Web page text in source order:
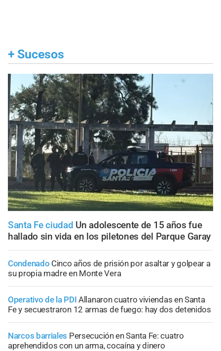
+ Sucesos
Santa Fe ciudad Un adolescente de 15 años fue
hallado sin vida en los piletones del Parque Garay
Condenado Cinco años de prisión por asaltar y golpear a
su propia madre en Monte Vera
Operativo de la PDI Allanaron cuatro viviendas en Santa
Fe y secuestraron 12 armas de fuego: hay dos detenidos
Narcos barriales Persecución en Santa Fe: cuatro
aprehendidos con un arma, cocaína y dinero